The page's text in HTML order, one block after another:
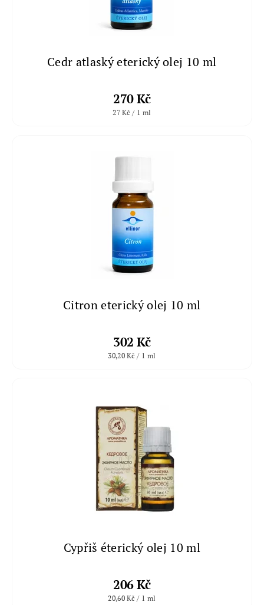
Cedr atlaský eterický olej 10 ml
270 Kč
27 Kč / 1 ml
Citron eterický olej 10 ml
302 Kč
30,20 Kč / 1 ml
Cypřiš éterický olej 10 ml
206 Kč
20,60 Kč / 1 ml